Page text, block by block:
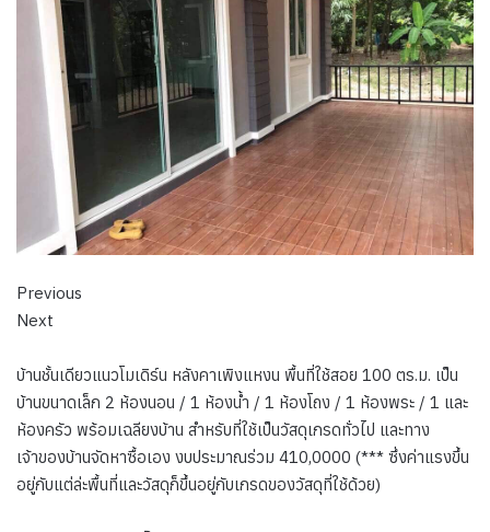
Previous
Next
บ้านชั้นเดียวแนวโมเดิร์น หลังคาเพิงแหงน พื้นที่ใช้สอย 100 ตร.ม. เป็น
บ้านขนาดเล็ก 2 ห้องนอน / 1 ห้องน้ำ / 1 ห้องโถง / 1 ห้องพระ / 1 และ
ห้องครัว พร้อมเฉลียงบ้าน สำหรับที่ใช้เป็นวัสดุเกรดทั่วไป และทาง
เจ้าของบ้านจัดหาซื้อเอง งบประมาณร่วม 410,0000 (*** ซึ่งค่าแรงขึ้น
อยู่กับแต่ล่ะพื้นที่และวัสดุก็ขึ้นอยู่กับเกรดของวัสดุที่ใช้ด้วย)